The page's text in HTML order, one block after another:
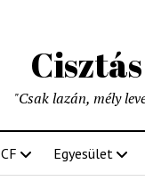
"Csak lazán, mély
CF Egyesület